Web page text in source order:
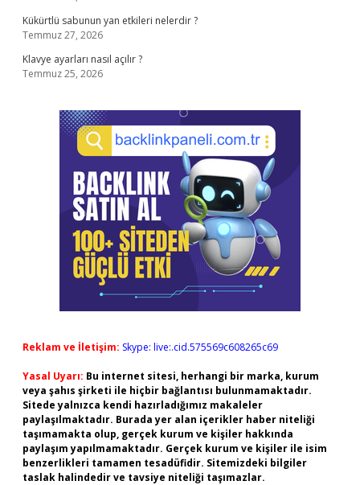
Kükürtlü sabunun yan etkileri nelerdir ?
Temmuz 27, 2026
Klavye ayarları nasıl açılır ?
Temmuz 25, 2026
Reklam ve İletişim: Skype: live:.cid.575569c608265c69
Yasal Uyarı: Bu internet sitesi, herhangi bir marka, kurum
veya şahıs şirketi ile hiçbir bağlantısı bulunmamaktadır.
Sitede yalnızca kendi hazırladığımız makaleler
paylaşılmaktadır. Burada yer alan içerikler haber niteliği
taşımamakta olup, gerçek kurum ve kişiler hakkında
paylaşım yapılmamaktadır. Gerçek kurum ve kişiler ile isim
benzerlikleri tamamen tesadüfidir. Sitemizdeki bilgiler
taslak halindedir ve tavsiye niteliği taşımazlar.